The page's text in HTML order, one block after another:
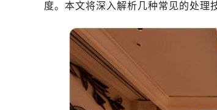
度。本文将深入解析几种常见的处理